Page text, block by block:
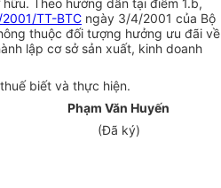
Theo hướng dẫn tại điểm 1.b,
2001/TT-BTC ngày 3/4/2001 của Bộ
thuộc đối tượng hưởng ưu đãi về
lập cơ sở sản xuất, kinh doanh
biết và thực hiện.
Phạm Văn Huyến
(Đã ký)